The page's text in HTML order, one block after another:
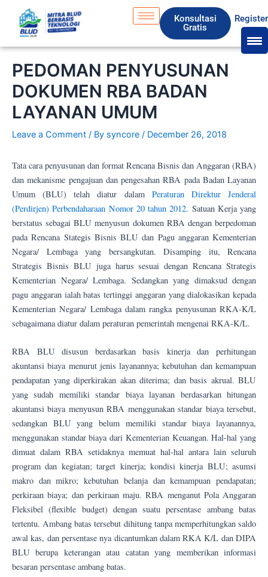
content
Konsultasi
Gratis
Register
PEDOMAN PENYUSUNAN
DOKUMEN RBA BADAN
LAYANAN UMUM
Leave a Comment / By syncore / December 26, 2018
Tata cara penyusunan dan format Rencana Bisnis dan Anggaran (RBA)
dan mekanisme pengajuan dan pengesahan RBA pada Badan Layanan
Umum (BLU) telah diatur dalam Peraturan Direktur Jenderal
(Perdirjen) Perbendaharaan Nomor 20 tahun 2012. Satuan Kerja yang
berstatus sebagai BLU menyusun dokumen RBA dengan berpedoman
pada Rencana Stategis Bisnis BLU dan Pagu anggaran Kementerian
Negara/ Lembaga yang bersangkutan. Disamping itu, Rencana
Strategis Bisnis BLU juga harus sesuai dengan Rencana Strategis
Kementerian Negara/ Lembaga. Sedangkan yang dimaksud dengan
pagu anggaran ialah batas tertinggi anggaran yang dialokasikan kepada
Kementerian Negara/ Lembaga dalam rangka penyusunan RKA-K/L
sebagaimana diatur dalam peraturan pemerintah mengenai RKA-K/L.
RBA BLU disusun berdasarkan basis kinerja dan perhitungan
akuntansi biaya menurut jenis layanannya; kebutuhan dan kemampuan
pendapatan yang diperkirakan akan diterima; dan basis akrual. BLU
yang sudah memiliki standar biaya layanan berdasarkan hitungan
akuntansi biaya menyusun RBA menggunakan standar biaya tersebut,
sedangkan BLU yang belum memiliki standar biaya layanannya,
menggunakan standar biaya dari Kementerian Keuangan. Hal-hal yang
dimuat dalam RBA setidaknya memuat hal-hal antara lain seluruh
program dan kegiatan; target kinerja; kondisi kinerja BLU; asumsi
makro dan mikro; kebutuhan belanja dan kemampuan pendapatan;
perkiraan biaya; dan perkiraan maju. RBA menganut Pola Anggaran
Fleksibel (flexible budget) dengan suatu persentase ambang batas
tertentu. Ambang batas tersebut dihitung tanpa memperhitungkan saldo
awal kas, dan persentase nya dicantumkan dalam RKA K/L dan DIPA
BLU berupa keterangan atau catatan yang memberikan informasi
besaran persentase ambang batas.
c
h